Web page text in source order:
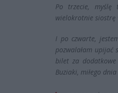
Po trzecie, myślę
wielokrotnie siostrę
I po czwarte,
pozwalałam upijać
bilet za dodatkowe
Buziaki, miłego dnia